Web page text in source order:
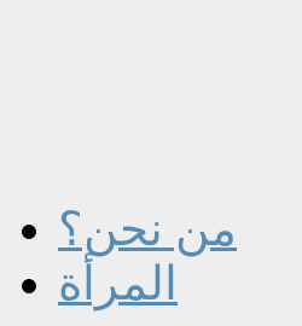
من نحن؟
المرأة